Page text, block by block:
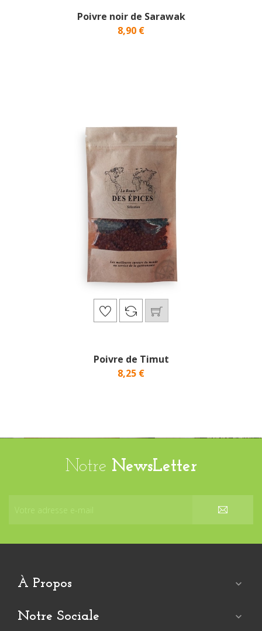
Poivre noir de Sarawak
8,90 €
Poivre de Timut
8,25 €
Notre NewsLetter
À Propos 
Notre Sociale 